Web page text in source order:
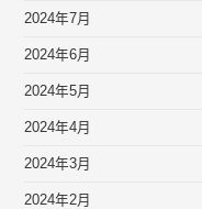
2024年7月
2024年6月
2024年5月
2024年4月
2024年3月
2024年2月